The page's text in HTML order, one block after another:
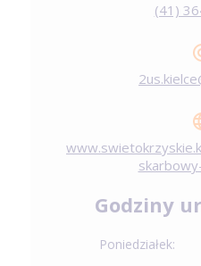
(41)
Godziny
Poniedziałek: